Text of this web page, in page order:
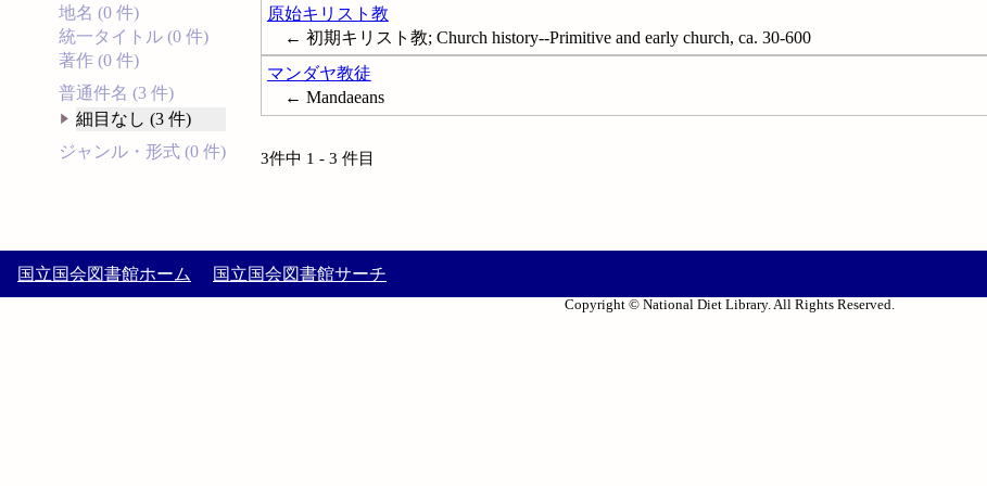
地名 (0 件)
統一タイトル (0 件)
著作 (0 件)
普通件名 (3 件)
細目なし (3 件)
ジャンル・形式 (0 件)
原始キリスト教
← 初期キリスト教; Church history--Primitive and early church, ca. 30-600
マンダヤ教徒
← Mandaeans
3件中 1 - 3 件目
国立国会図書館ホーム 国立国会図書館サーチ
Copyright © National Diet Library. All Rights Reserved.